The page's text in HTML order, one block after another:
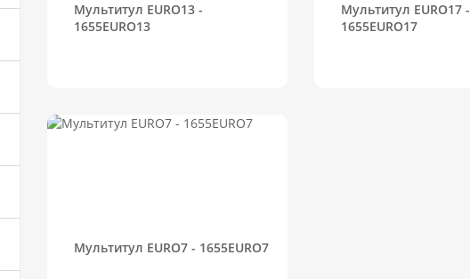
Мультитул EURO13 -
1655EURO13
Мультитул EURO17 -
1655EURO17
Мультитул EURO7 - 1655EURO7